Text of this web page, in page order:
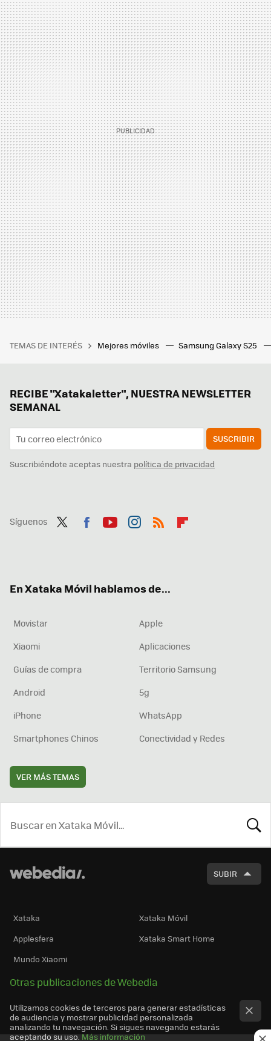
TEMAS DE INTERÉS Mejores móviles Samsung Galaxy S25
RECIBE "Xatakaletter", NUESTRA NEWSLETTER
SEMANAL
SUSCRIBIR
Suscribiéndote aceptas nuestra política de privacidad
Síguenos
En Xataka Móvil hablamos de...
Movistar
Apple
Xiaomi
Aplicaciones
Guías de compra
Territorio Samsung
Android
5g
iPhone
WhatsApp
Smartphones Chinos
Conectividad y Redes
VER MÁS TEMAS
SUBIR
Xataka
Xataka Móvil
Applesfera
Xataka Smart Home
Mundo Xiaomi
Otras publicaciones de Webedia
Utilizamos cookies de terceros para generar estadísticas
de audiencia y mostrar publicidad personalizada
analizando tu navegación. Si sigues navegando estarás
aceptando su uso. Más información